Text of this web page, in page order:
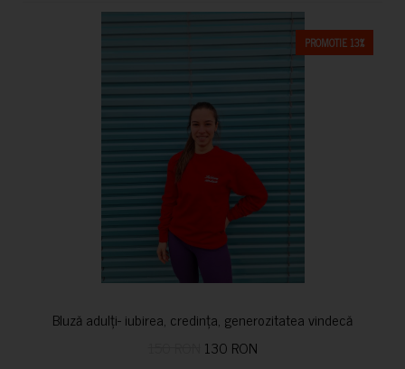
PROMOTIE 13%
Bluză adulți- iubirea, credința, generozitatea vindecă
130 RON